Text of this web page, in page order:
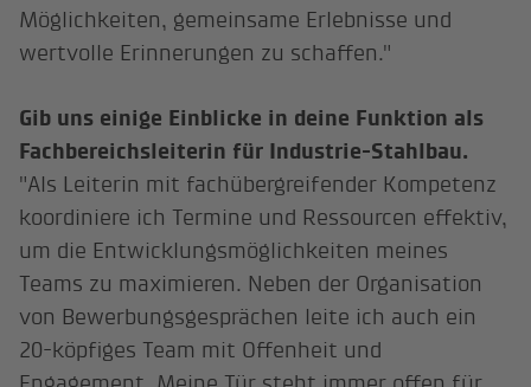
Möglichkeiten, gemeinsame Erlebnisse und
wertvolle Erinnerungen zu schaffen."
Gib uns einige Einblicke in deine Funktion als
Fachbereichsleiterin für Industrie-Stahlbau.
"Als Leiterin mit fachübergreifender Kompetenz
koordiniere ich Termine und Ressourcen effektiv,
um die Entwicklungsmöglichkeiten meines
Teams zu maximieren. Neben der Organisation
von Bewerbungsgesprächen leite ich auch ein
20-köpfiges Team mit Offenheit und